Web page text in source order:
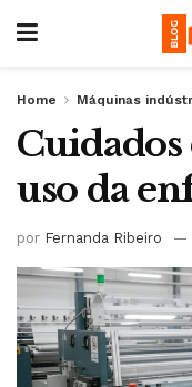
Home Máquinas
Cuidados
uso da
por Fernanda Ribeiro